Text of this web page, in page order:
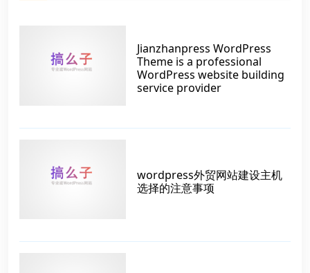
Jianzhanpress WordPress
Theme is a professional
WordPress website building
service provider
wordpress外贸网站建设主机
选择的注意事项